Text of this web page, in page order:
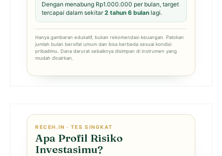
Dengan menabung Rp1.000.000 per bulan, target
tercapai dalam sekitar2 tahun 6 bulan lagi.
Hanya gambaran edukatif, bukan rekomendasi keuangan. Patokan
jumlah bulan bersifat umum dan bisa berbeda sesuai kondisi
pribadimu. Dana darurat sebaiknya disimpan di instrumen yang
mudah dicairkan.
RECEH.IN · TES SINGKAT
Apa Profil Risiko
Investasimu?